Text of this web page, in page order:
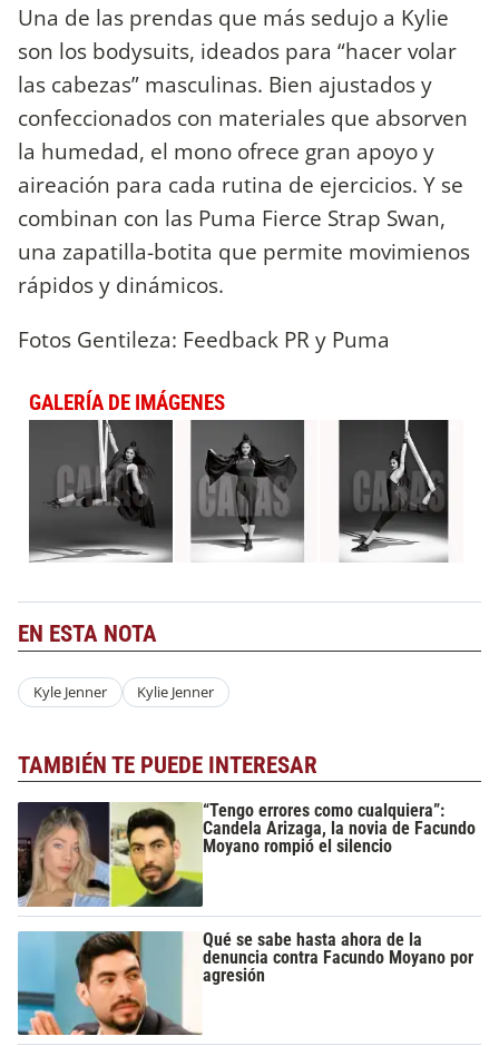
Una de las prendas que más sedujo a Kylie
son los bodysuits, ideados para “hacer volar
las cabezas” masculinas. Bien ajustados y
confeccionados con materiales que absorven
la humedad, el mono ofrece gran apoyo y
aireación para cada rutina de ejercicios. Y se
combinan con las Puma Fierce Strap Swan,
una zapatilla-botita que permite movimienos
rápidos y dinámicos.
Fotos Gentileza: Feedback PR y Puma
GALERÍA DE IMÁGENES
EN ESTA NOTA
Kyle Jenner Kylie Jenner
TAMBIÉN TE PUEDE INTERESAR
“Tengo errores como cualquiera”:
Candela Arizaga, la novia de Facundo
Moyano rompió el silencio
Qué se sabe hasta ahora de la
denuncia contra Facundo Moyano por
agresión